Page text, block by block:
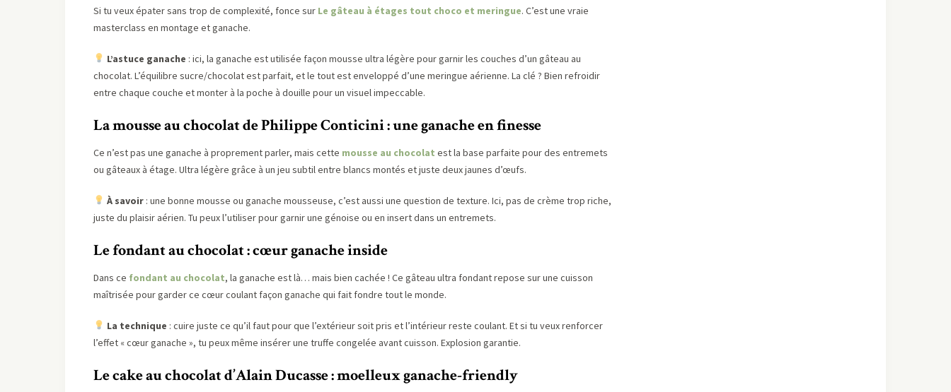
Si tu veux épater sans trop de complexité, fonce sur Le gâteau à étages tout choco et meringue. C’est une vraie
masterclass en montage et ganache.
L’astuce ganache : ici, la ganache est utilisée façon mousse ultra légère pour garnir les couches d’un gâteau au
chocolat. L’équilibre sucre/chocolat est parfait, et le tout est enveloppé d’une meringue aérienne. La clé ? Bien refroidir
entre chaque couche et monter à la poche à douille pour un visuel impeccable.
La mousse au chocolat de Philippe Conticini : une ganache en finesse
Ce n’est pas une ganache à proprement parler, mais cette mousse au chocolat est la base parfaite pour des entremets
ou gâteaux à étage. Ultra légère grâce à un jeu subtil entre blancs montés et juste deux jaunes d’œufs.
À savoir: une bonne mousse ou ganache mousseuse, c’est aussi une question de texture. Ici, pas de crème trop riche,
juste du plaisir aérien. Tu peux l’utiliser pour garnir une génoise ou en insert dans un entremets.
Le fondant au chocolat : cœur ganache inside
Dans ce fondant au chocolat, la ganache est là… mais bien cachée ! Ce gâteau ultra fondant repose sur une cuisson
maîtrisée pour garder ce cœur coulant façon ganache qui fait fondre tout le monde.
La technique : cuire juste ce qu’il faut pour que l’extérieur soit pris et l’intérieur reste coulant. Et si tu veux renforcer
l’effet « cœur ganache », tu peux même insérer une truffe congelée avant cuisson. Explosion garantie.
Le cake au chocolat d’Alain Ducasse : moelleux ganache-friendly